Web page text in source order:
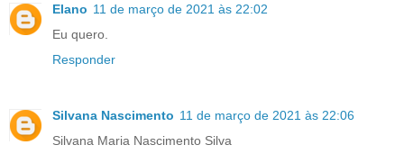
Elano 11 de março de 2021 às 22:02
Eu quero.
Responder
Silvana Nascimento 11 de março de 2021 às 22:06
Silvana Maria Nascimento Silva